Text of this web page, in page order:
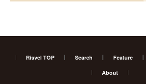
Risvel TOP Search Feature
About